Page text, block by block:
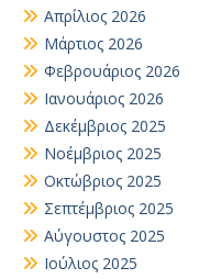
Απρίλιος 2026
Μάρτιος 2026
Φεβρουάριος 2026
Ιανουάριος 2026
Δεκέμβριος 2025
Νοέμβριος 2025
Οκτώβριος 2025
Σεπτέμβριος 2025
Αύγουστος 2025
Ιούλιος 2025